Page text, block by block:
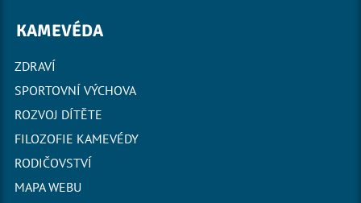
KAMEVÉDA
ZDRAVÍ
SPORTOVNÍ VÝCHOVA
ROZVOJ DÍTĚTE
FILOZOFIE KAMEVÉDY
RODIČOVSTVÍ
MAPA WEBU